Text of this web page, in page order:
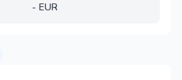
- EUR